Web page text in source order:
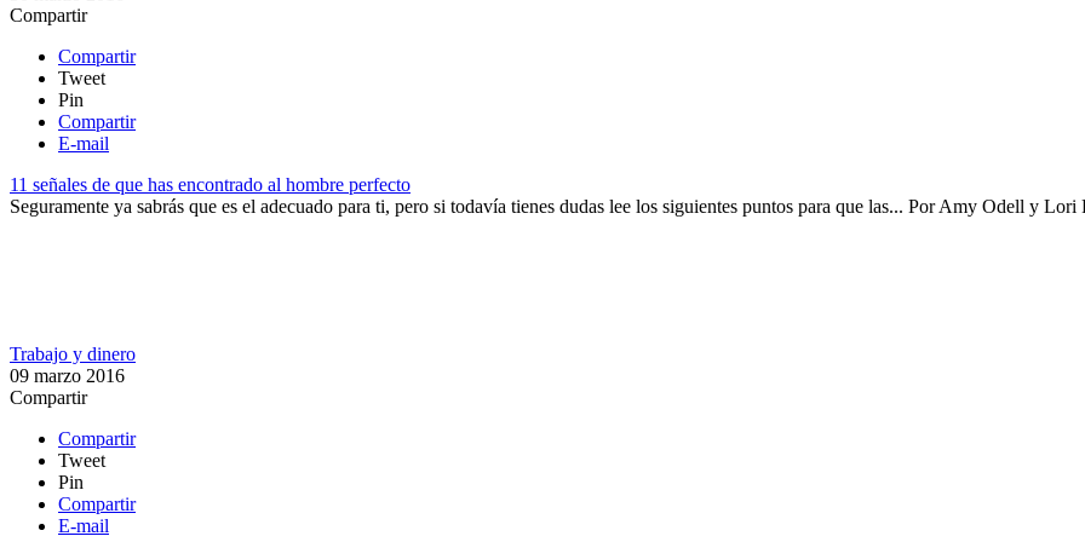
Compartir
Compartir
Tweet
Pin
Compartir
E-mail
11 señales de que has encontrado al hombre perfecto
​Seguramente ya sabrás que es el adecuado para ti​, pero si todavía tienes dudas lee los siguientes puntos para que las​... PorAmy Odell y Lori
Trabajo y dinero
09 marzo 2016
Compartir
Compartir
Tweet
Pin
Compartir
E-mail